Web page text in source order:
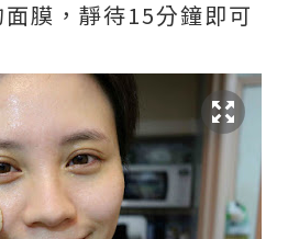
膜，靜待15分鐘即可